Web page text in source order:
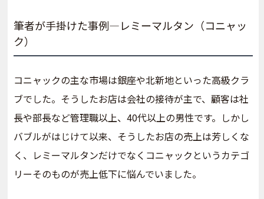
筆者が手掛けた事例―レミーマルタン（コニャッ
ク）
コニャックの主な市場は銀座や北新地といった高級クラ
ブでした。そうしたお店は会社の接待が主で、顧客は社
長や部長など管理職以上、40代以上の男性です。しかし
バブルがはじけて以来、そうしたお店の売上は芳しくな
く、レミーマルタンだけでなくコニャックというカテゴ
リーそのものが売上低下に悩んでいました。